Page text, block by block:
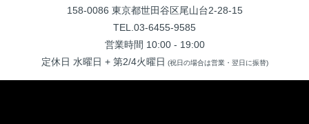
158-0086 東京都世田谷区尾山台2-28-15
TEL.03-6455-9585
営業時間 10:00 - 19:00
定休日 水曜日 + 第2/4火曜日 (祝日の場合は営業・翌日に振替)